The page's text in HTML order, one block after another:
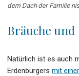
dem Dach der Familie
Bräuche und
Natürlich ist es auch
Erdenbürgers mit